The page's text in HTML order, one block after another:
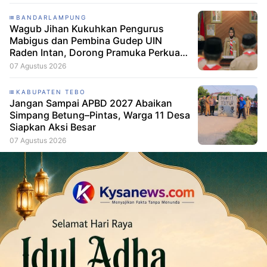
BANDARLAMPUNG
Wagub Jihan Kukuhkan Pengurus
Mabigus dan Pembina Gudep UIN
Raden Intan, Dorong Pramuka Perkuat
Karakter Generasi Muda
07 Agustus 2026
KABUPATEN TEBO
Jangan Sampai APBD 2027 Abaikan
Simpang Betung–Pintas, Warga 11 Desa
Siapkan Aksi Besar
07 Agustus 2026